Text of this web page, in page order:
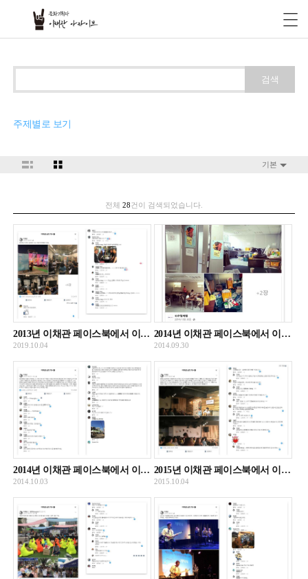
검색
주제별로 보기
기본
전체 28건이 검색되었습니다.
2013년 이채관 페이스북에서 이채관 대표가 제15회 서울와우북페스티벌의 풍경을 소개하는 글
2019.10.04
2014년 이채관 페이스북에서 이채관 대표가 제10회 서울와우북페스티벌 운영사무국을 소개하는 글
2014.09.30
2014년 이채관 페이스북에서 이채관 대표가 제10회 서울와우북페스티벌의 시작을 알리며 초대하는 글
2014.10.03
2015년 이채관 페이스북에서 이채관 대표가 제11회 서울와우북페스티벌의 리더스를 소개하는 글
2015.10.04